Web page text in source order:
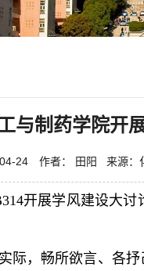
与制药学院开
04-24 作者： 田阳 来源
开展学风建设大
际，畅所欲言、各